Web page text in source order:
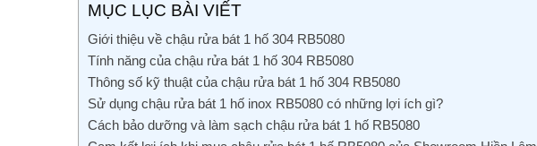
MỤC LỤC BÀI VIẾT
Giới thiệu về chậu rửa bát 1 hố 304 RB5080
Tính năng của chậu rửa bát 1 hố 304 RB5080
Thông số kỹ thuật của chậu rửa bát 1 hố 304 RB5080
Sử dụng chậu rửa bát 1 hố inox RB5080 có những lợi ích gì?
Cách bảo dưỡng và làm sạch chậu rửa bát 1 hố RB5080